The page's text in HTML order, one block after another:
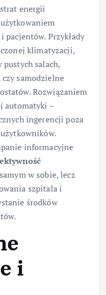
energii
pacjentów. Przykłady
klimatyzacji,
salach,
samodzielne
Rozwiązaniem
automatyki –
ingerencji poza
informacyjne
w sobie, lecz
szpitala i
środków
i